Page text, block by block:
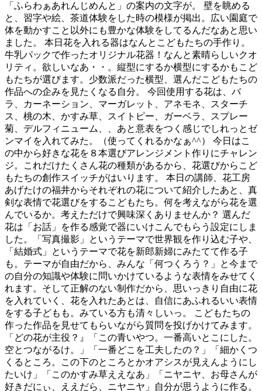
「ふらわぁあれんじめんと」の案内の文字が。 壁を眺める
と、習字や絵、茶道体験をした時の模様が掲出。広い園庭で
体を動かすこと以外にも豊かな体験をしてるんだなあと思い
ました。 本日花を入れる器はなんとこどもたちの手作り。
牛乳パックで作ったオリジナル花器！なんと素晴らしいクオ
リティ。欲しいなあ・・。縦型にするか横型にするかもこど
もたちが選びます。少数派だった横型、選んだこどもたちの
作品への企みを見たくなる自分。 今回使用する花は、バ
ラ、カーネーション、マーガレット、アネモネ、スターチ
ス、桃の木、かすみ草、スイトピー、ガーベラ、スプレー
菊、デルフィニューム、、あと意表をつく感じでしれっとゼ
ンマイを入れてみた。（使ってくれるかなぁ^^） 今日はこ
の中から好きな花を８本選びアレンジメント作りにチャレン
ジ。これだけたくさん花の種類があるから、花選びからこど
もたちの創作スイッチがはいります。 本日の講師、花工房
あげたけの福井からそれぞれの花について紹介したあと、真
剣な表情で花選びをするこどもたち。何を考えながら花を選
んでいるか。考えただけで興味深くありませんか？ 選んだ
花は「お話」を作る感覚で器にいけこんでもらう設定にしま
した。「写真撮影」というテーマで世界観を作り込む子や、
「結婚式」というテーマで花を新郎新婦にみたてて作る子
も。テーマが自由だから、みんな「何つくろう？」と今まで
の自分の知識や体験に問いかけているような表情をみせてく
れます。そして正解のない制作だから、思いっきり自由に花
を入れていく、花を入れたあとは、自信にあふれるいい表情
をする子どもも。みている方も清々しいっ。 こどもたちの
作った作品を見せてもらいながら質問を投げかけてみます。
「どの花が主役？』「この青いやつ。一番高いとこにした。
空とつながるけ。」「一番どこを工夫したの？」「細かくつ
くるところ。この下のところとかオアシスが見えんようにし
たいけ」「このかすみ草ええなあ」「ニヤニヤ、お母さんが
好きだにぃ、ええだら、ニヤニヤ」自分が思うように作る。